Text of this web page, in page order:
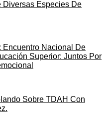
Diversas Especies De
Encuentro Nacional De
Superior: Juntos Por
Sobre TDAH Con